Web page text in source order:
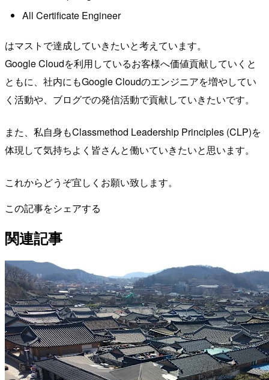
All Certificate Engineer
はマストで達成していきたいと考えています。
Google Cloudを利用しているお客様へ価値貢献していくと
ともに、社内にもGoogle Cloudのエンジニアを増やしてい
く活動や、ブログでの発信活動で貢献していきたいです。
また、私自身もClassmethod Leadership Principles (CLP)を
体現して気持ちよく皆さんと働いていきたいと思います。
これからどうぞ宜しくお願い致します。
この記事をシェアする
関連記事